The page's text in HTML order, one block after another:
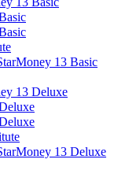
13 Basic
13 Deluxe
13 Deluxe